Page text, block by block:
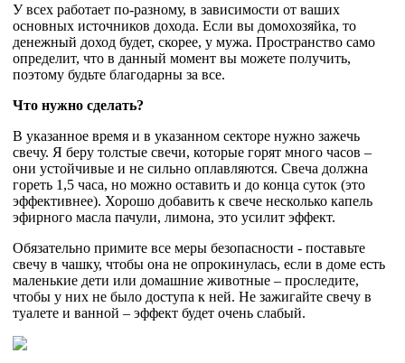
У всех работает по-разному, в зависимости от ваших
основных источников дохода. Если вы домохозяйка, то
денежный доход будет, скорее, у мужа. Пространство само
определит, что в данный момент вы можете получить,
поэтому будьте благодарны за все.
Что нужно сделать?
В указанное время и в указанном секторе нужно зажечь
свечу. Я беру толстые свечи, которые горят много часов –
они устойчивые и не сильно оплавляются. Свеча должна
гореть 1,5 часа, но можно оставить и до конца суток (это
эффективнее). Хорошо добавить к свече несколько капель
эфирного масла пачули, лимона, это усилит эффект.
Обязательно примите все меры безопасности - поставьте
свечу в чашку, чтобы она не опрокинулась, если в доме есть
маленькие дети или домашние животные – проследите,
чтобы у них не было доступа к ней. Не зажигайте свечу в
туалете и ванной – эффект будет очень слабый.